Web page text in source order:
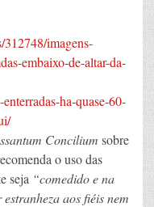
312748/imagens-
embaixo-de-altar-da-
ha-quase-60-
Concilium sobre
o uso das
seja “comedido e na
aos fiéis nem